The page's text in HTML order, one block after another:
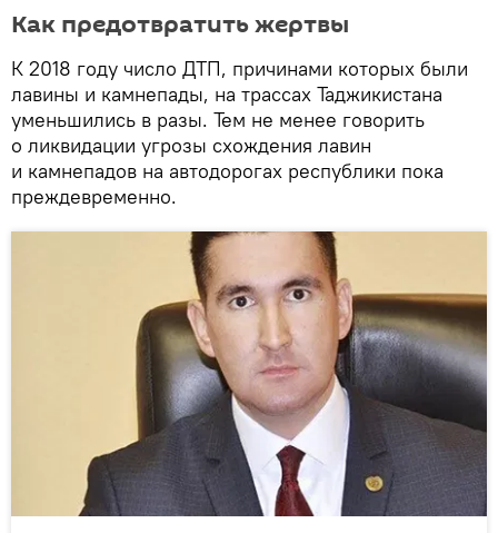
Как предотвратить жертвы
К 2018 году число ДТП, причинами которых были
лавины и камнепады, на трассах Таджикистана
уменьшились в разы. Тем не менее говорить
о ликвидации угрозы схождения лавин
и камнепадов на автодорогах республики пока
преждевременно.